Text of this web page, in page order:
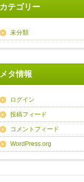
カテゴリー
未分類
メタ情報
ログイン
投稿フィード
コメントフィード
WordPress.org